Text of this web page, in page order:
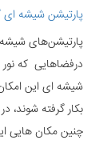
پارتیشن شیشه ای
پارتیشن‌های
درفضاهایی که نور
شیشه ای این
بکار گرفته شوند،
چنین مکان هایی